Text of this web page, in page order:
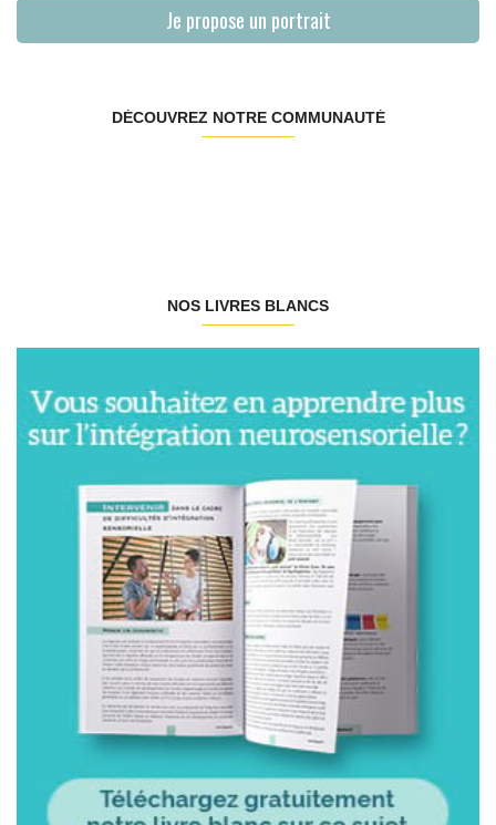
Je propose un portrait
DÉCOUVREZ NOTRE COMMUNAUTÉ
NOS LIVRES BLANCS